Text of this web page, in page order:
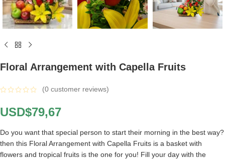
Floral Arrangement with Capella Fruits
(0 customer reviews)
USD$79,67
Do you want that special person to start their morning in the best way?
then this Floral Arrangement with Capella Fruits is a basket with
flowers and tropical fruits is the one for you! Fill your day with the